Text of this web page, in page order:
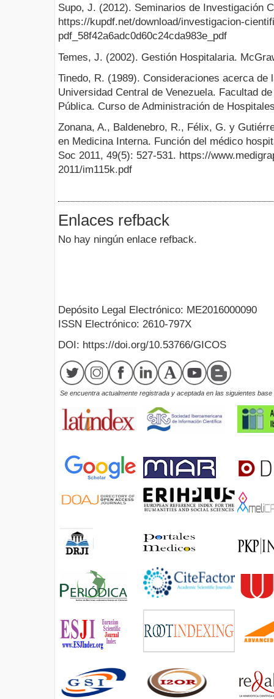
Supo, J. (2012). Seminarios de Investigación
https://kupdf.net/download/investigacion-
pdf_58f42a6adc0d60c24cda983e_pdf
Temes, J. (2002). Gestión Hospitalaria.
Tinedo, R. (1989). Consideraciones acerca de
Universidad Central de Venezuela. Facultad
Pública. Curso de Administración de
Zonana, A., Baldenebro, R., Félix, G. y
en Medicina Interna. Función del médico
Soc 2011, 49(5): 527-531. https://
2011/im115k.pdf
Enlaces refback
No hay ningún enlace refback.
Depósito Legal Electrónico: ME2016000090
ISSN Electrónico: 2610-797X
DOI: https://doi.org/10.53766/GICOS
Se encuentra actualmente registrada y aceptada en las siguientes